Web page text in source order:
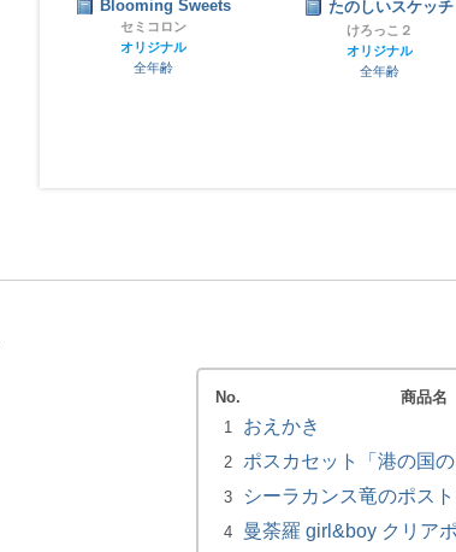
Blooming Sweets
セミコロン
オリジナル
全年齢
たのしいスケッチ
けろっこ２
オリジナル
全年齢
No. 商品名
1
おえかき
2 ポスカセット「港の国の
3 シーラカンス竜のポス
4 曼荼羅 girl&boy クリア